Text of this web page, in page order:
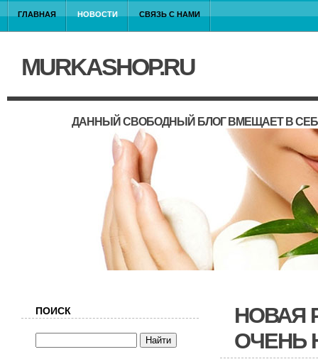
ГЛАВНАЯ НОВОСТИ СВЯЗЬ С НАМИ
MURKASHOP.RU
ДАННЫЙ СВОБОДНЫЙ БЛОГ ВМЕЩАЕТ В
НОВАЯ
ОЧЕНЬ
ПОИСК